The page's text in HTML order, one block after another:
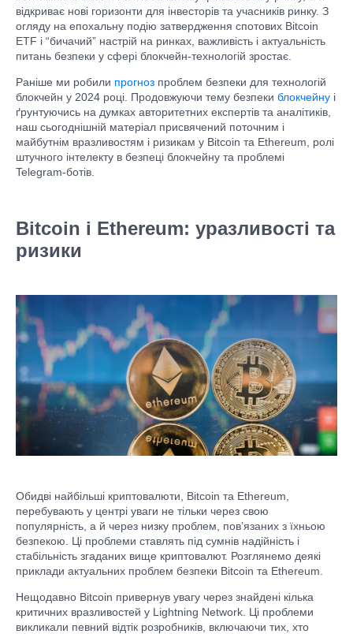
відкриває нові горизонти для інвесторів та учасників ринку. З
огляду на епохальну подію затвердження спотових Bitcoin
ETF і “бичачий” настрій на ринках, важливість і актуальність
питань безпеки у сфері блокчейн-технологій зростає.
Раніше ми робили прогноз проблем безпеки для технологій
блокчейн у 2024 році. Продовжуючи тему безпеки блокчейну і
ґрунтуючись на думках авторитетних експертів та аналітиків,
наш сьогоднішній матеріал присвячений поточним і
майбутнім вразливостям і ризикам у Bitcoin та Ethereum, ролі
штучного інтелекту в безпеці блокчейну та проблемі
Telegram-ботів.
Bitcoin і Ethereum: уразливості та
ризики
Обидві найбільші криптовалюти, Bitcoin та Ethereum,
перебувають у центрі уваги не тільки через свою
популярність, а й через низку проблем, пов’язаних з їхньою
безпекою. Ці проблеми ставлять під сумнів надійність і
стабільність згаданих вище криптовалют. Розглянемо деякі
приклади актуальних проблем безпеки Bitcoin та Ethereum.
Нещодавно Bitcoin привернув увагу через знайдені кілька
критичних вразливостей у Lightning Network. Ці проблеми
викликали певний відтік розробників, включаючи тих, хто